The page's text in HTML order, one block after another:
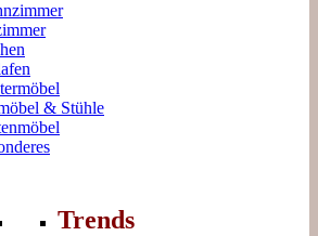
& Stühle
Trends